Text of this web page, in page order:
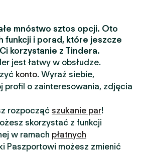
mnóstwo sztos opcji. Oto
funkcji i porad, które jeszcze
korzystanie z Tindera.
jest łatwy w obsłudze.
konto. Wyraź siebie,
profil o zainteresowania, zdjęcia
rozpocząć szukanie par!
skorzystać z funkcji
w ramach płatnych
Paszportowi możesz zmienić